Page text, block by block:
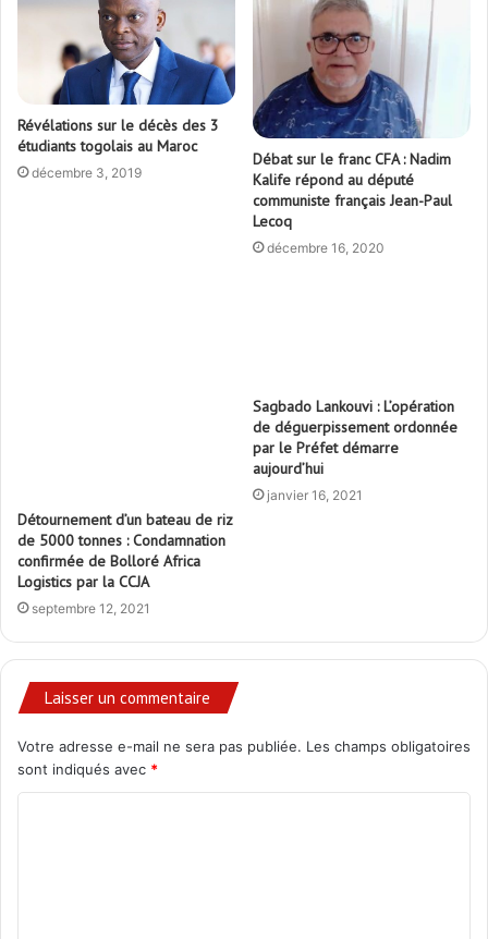
Révélations sur le décès des 3
étudiants togolais au Maroc
décembre 3, 2019
Débat sur le franc CFA : Nadim
Kalife répond au député
communiste français Jean-Paul
Lecoq
décembre 16, 2020
Détournement d’un bateau de riz
de 5000 tonnes : Condamnation
confirmée de Bolloré Africa
Logistics par la CCJA
septembre 12, 2021
Sagbado Lankouvi : L’opération
de déguerpissement ordonnée
par le Préfet démarre
aujourd’hui
janvier 16, 2021
Laisser un commentaire
Votre adresse e-mail ne sera pas publiée. Les champs obligatoires
sont indiqués avec *